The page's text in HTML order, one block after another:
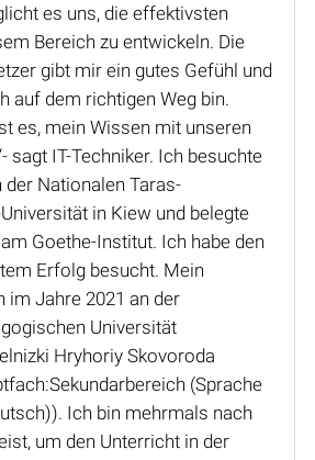
es uns, die effektivsten
Bereich zu entwickeln. Die
gibt mir ein gutes Gefühl und
auf dem richtigen Weg bin.
es, mein Wissen mit unseren
sagt IT-Techniker. Ich besuchte
der Nationalen Taras-
in Kiew und belegte
Goethe-Institut. Ich habe den
Erfolg besucht. Mein
im Jahre 2021 an der
Universität
Hryhoriy Skovoroda
(Sprache
Ich bin mehrmals nach
um den Unterricht in der